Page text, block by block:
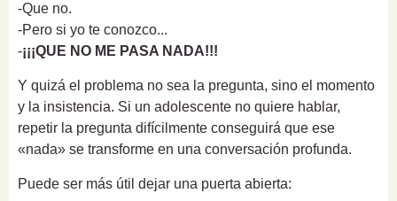
-Que no.
-Pero si yo te conozco...
-¡¡¡QUE NO ME PASA NADA!!!
Y quizá el problema no sea la pregunta, sino el momento
y la insistencia. Si un adolescente no quiere hablar,
repetir la pregunta difícilmente conseguirá que ese
«nada» se transforme en una conversación profunda.
Puede ser más útil dejar una puerta abierta: